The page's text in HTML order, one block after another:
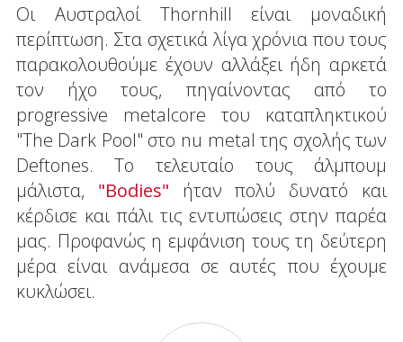
Οι Αυστραλοί Thornhill είναι μοναδική
περίπτωση. Στα σχετικά λίγα χρόνια που τους
παρακολουθούμε έχουν αλλάξει ήδη αρκετά
τον ήχο τους, πηγαίνοντας από το
progressive metalcore του καταπληκτικού
"The Dark Pool" στο nu metal της σχολής των
Deftones. Το τελευταίο τους άλμπουμ
μάλιστα, "Bodies" ήταν πολύ δυνατό και
κέρδισε και πάλι τις εντυπώσεις στην παρέα
μας. Προφανώς η εμφάνιση τους τη δεύτερη
μέρα είναι ανάμεσα σε αυτές που έχουμε
κυκλώσει.